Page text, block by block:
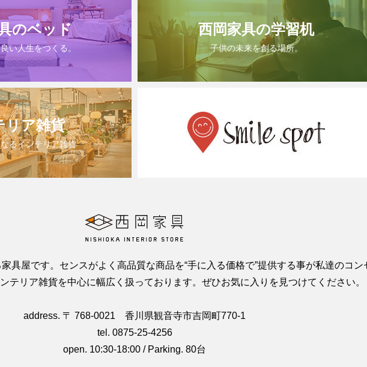
のベッド
い人生をつくる。
西岡家具の学習机
子供の未来を創る場所。
リア雑貨
るインテリア雑貨
具屋です。センスがよく高品質な商品を“手に入る価格で”提供する事が私達のコン
テリア雑貨を中心に幅広く扱っております。ぜひお気に入りを見つけてください。
address. 〒 768-0021 香川県観音寺市吉岡町770-1
tel. 0875-25-4256
open. 10:30-18:00 / Parking. 80台